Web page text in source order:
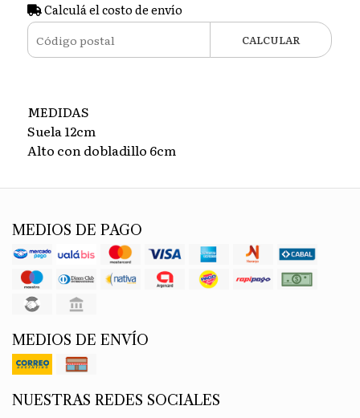
Calculá el costo de envío
CALCULAR
MEDIDAS
Suela 12cm
Alto con dobladillo 6cm
MEDIOS DE PAGO
MEDIOS DE ENVÍO
NUESTRAS REDES SOCIALES